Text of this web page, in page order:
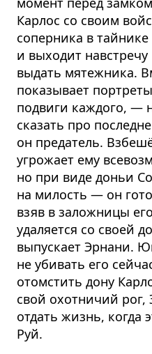
Карлос со своим
соперника в
и выходит
выдать мятежника.
показывает
подвиги каждого, —
сказать про
он предатель.
угрожает ему
но при виде доньи
на милость — он
взяв в заложницы
удаляется со своей
выпускает Эрнани.
не убивать его
отомстить дону
свой охотничий рог,
отдать жизнь, когда
Руй.